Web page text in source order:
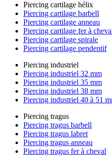
Piercing cartilage hélix
Piercing cartilage barbell
Piercing cartilage anneau
Piercing cartilage fer à
Piercing cartilage spirale
Piercing cartilage pendentif
Piercing industriel
Piercing industriel 32 mm
Piercing industriel 35 mm
Piercing industriel 38 mm
Piercing industriel 40 à 51
Piercing tragus
Piercing tragus barbell
Piercing tragus labret
Piercing tragus anneau
Piercing tragus fer à cheval